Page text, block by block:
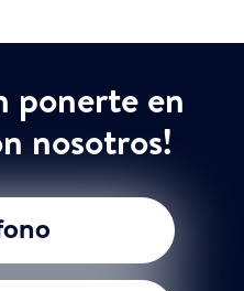
ponerte en
nosotros!